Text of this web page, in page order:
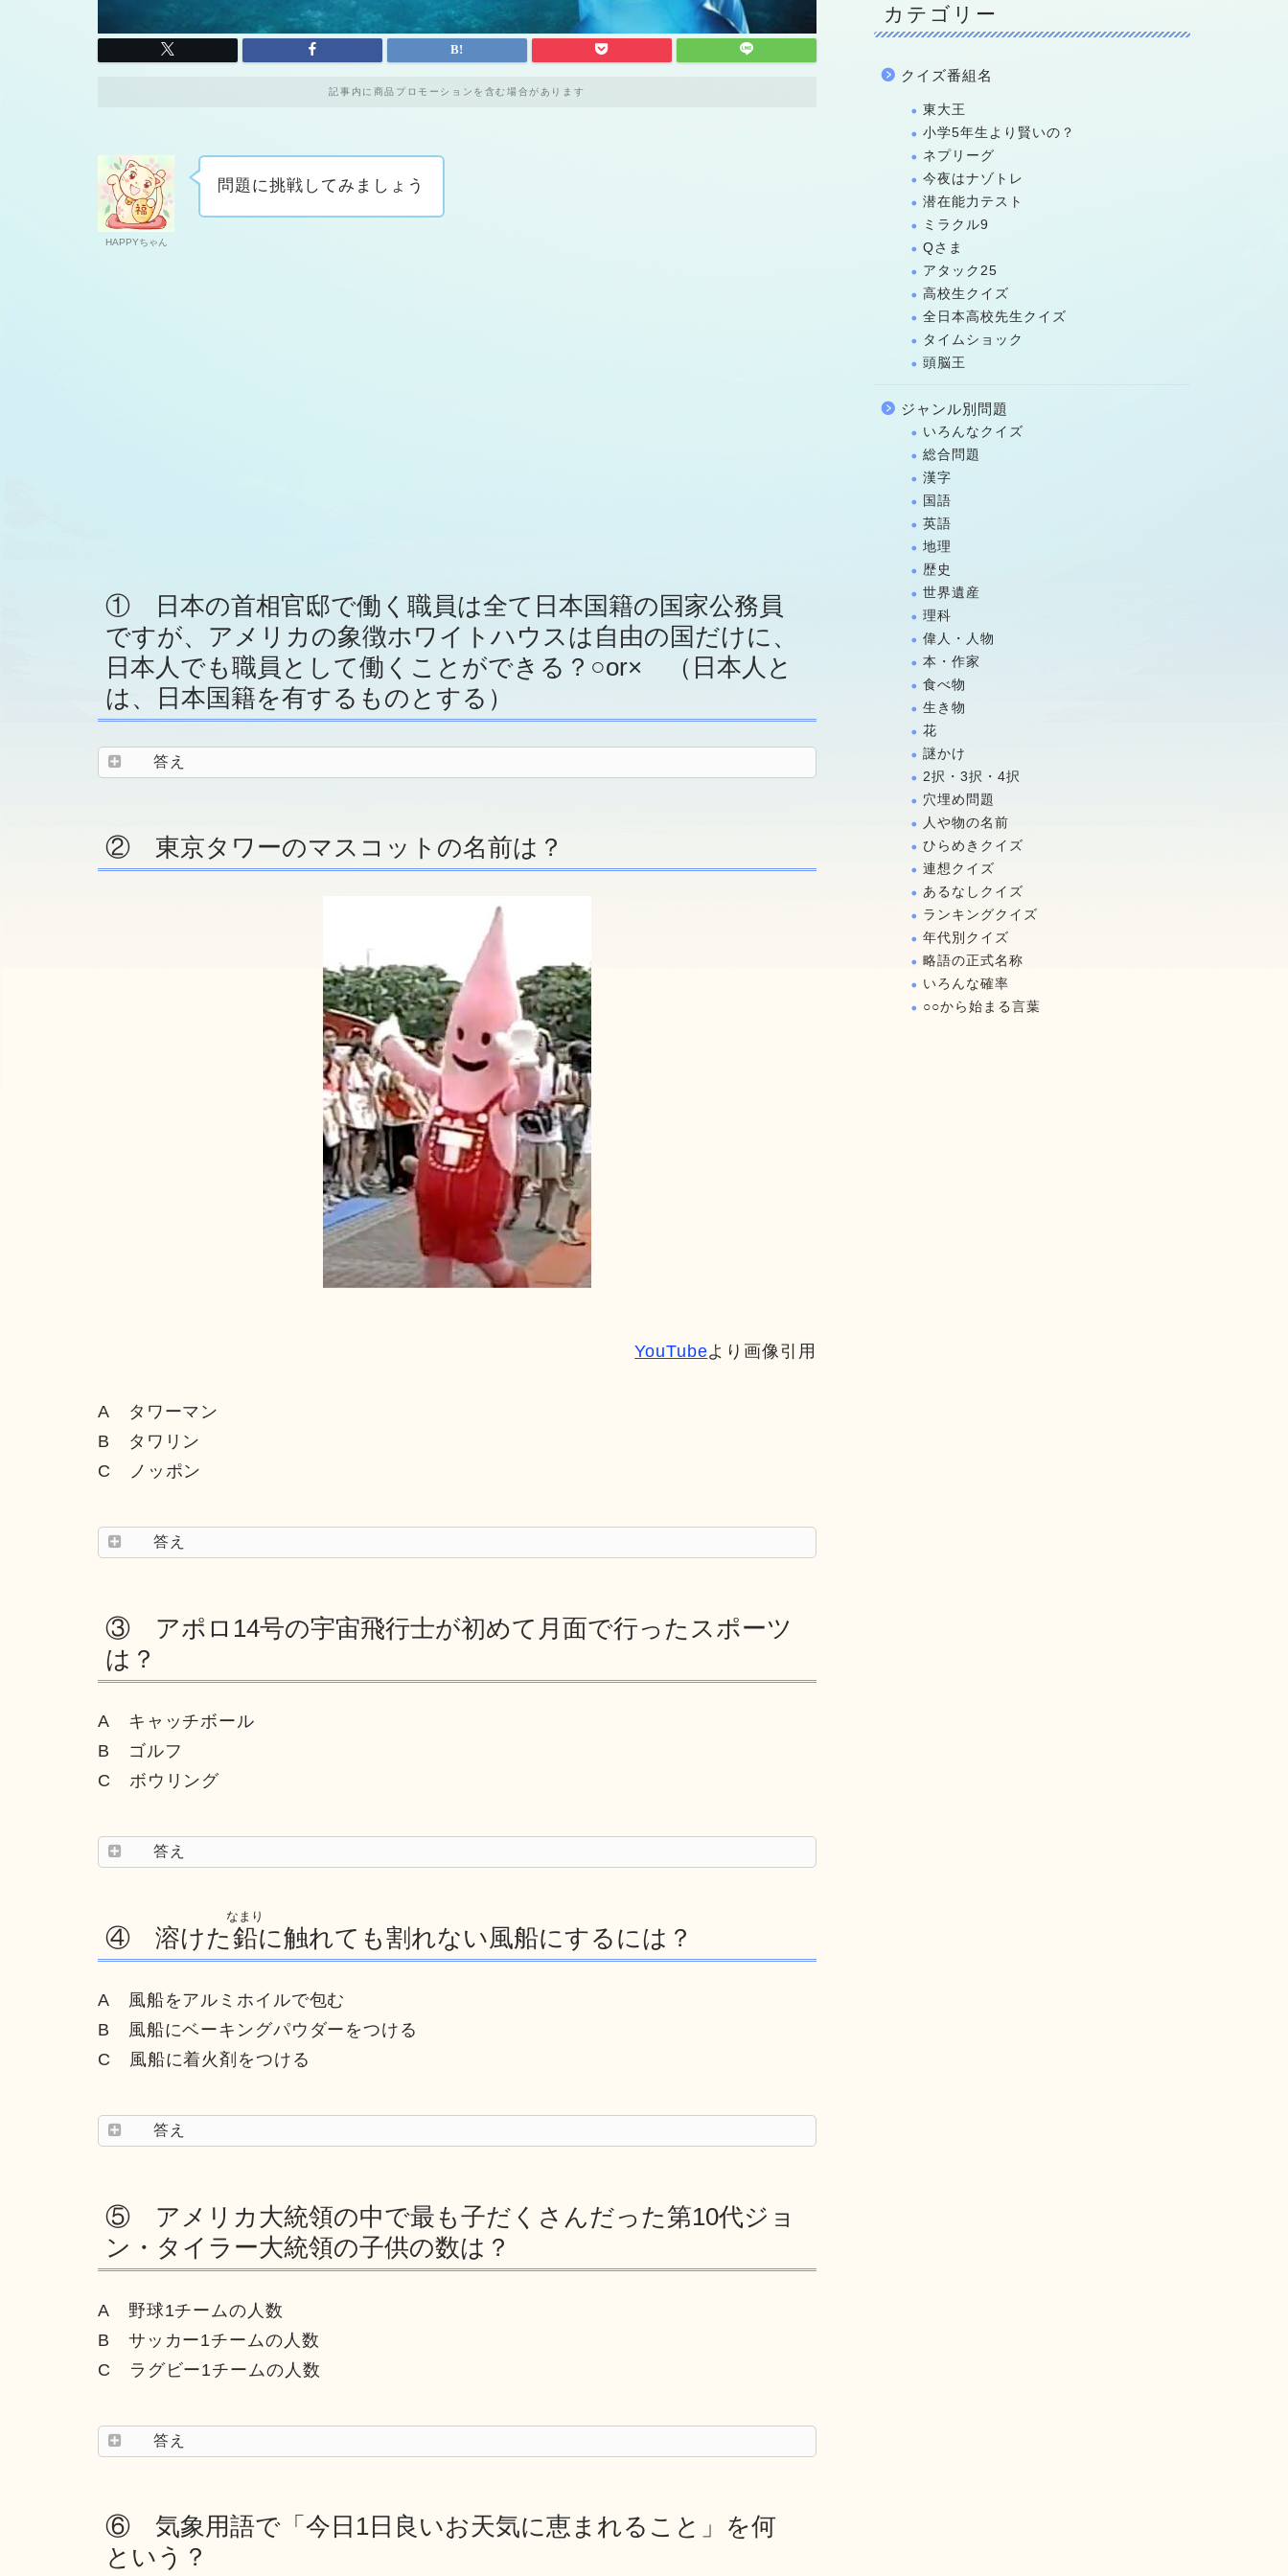
記事内に商品プロモーションを含む場合があります
HAPPYちゃん
問題に挑戦してみましょう
① 日本の首相官邸で働く職員は全て日本国籍の国家公務員
ですが、アメリカの象徴ホワイトハウスは自由の国だけに、
日本人でも職員として働くことができる？○or× （日本人と
は、日本国籍を有するものとする）
答え
② 東京タワーのマスコットの名前は？
YouTubeより画像引用
A タワーマン
B タワリン
C ノッポン
答え
③ アポロ14号の宇宙飛行士が初めて月面で行ったスポーツ
は？
A キャッチボール
B ゴルフ
C ボウリング
答え
④ 溶けた鉛
なまり
に触れても割れない風船にするには？
A 風船をアルミホイルで包む
B 風船にベーキングパウダーをつける
C 風船に着火剤をつける
答え
⑤ アメリカ大統領の中で最も子だくさんだった第10代ジョ
ン・タイラー大統領の子供の数は？
A 野球1チームの人数
B サッカー1チームの人数
C ラグビー1チームの人数
答え
⑥ 気象用語で「今日1日良いお天気に恵まれること」を何
という？
カテゴリー
クイズ番組名
東大王
小学5年生より賢いの？
ネプリーグ
今夜はナゾトレ
潜在能力テスト
ミラクル9
Qさま
アタック25
高校生クイズ
全日本高校先生クイズ
タイムショック
頭脳王
ジャンル別問題
いろんなクイズ
総合問題
漢字
国語
英語
地理
歴史
世界遺産
理科
偉人・人物
本・作家
食べ物
生き物
花
謎かけ
2択・3択・4択
穴埋め問題
人や物の名前
ひらめきクイズ
連想クイズ
あるなしクイズ
ランキングクイズ
年代別クイズ
略語の正式名称
いろんな確率
○○から始まる言葉